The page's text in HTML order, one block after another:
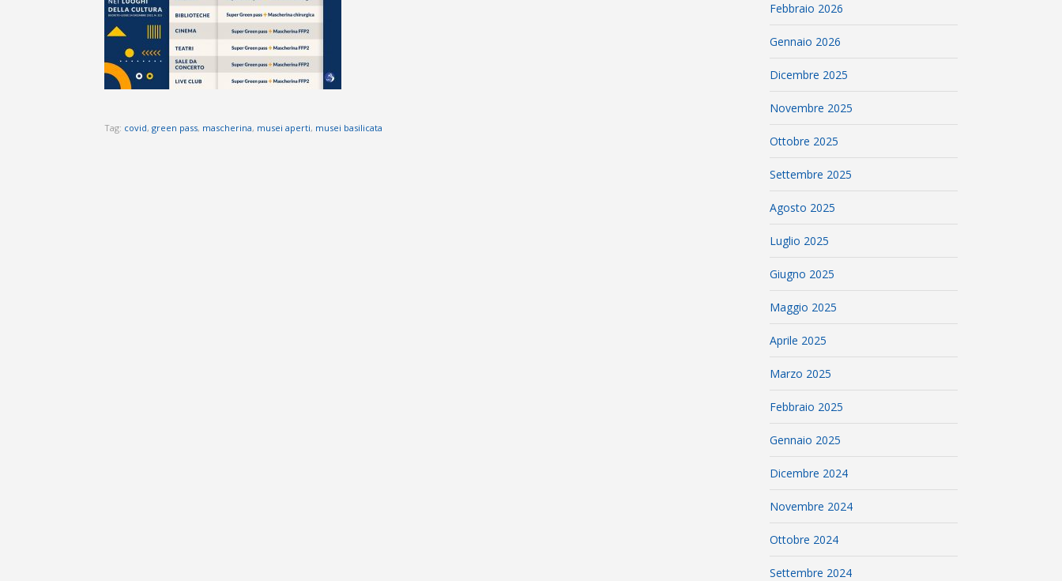
Tag: covid, green pass, mascherina, musei aperti, musei basilicata
Febbraio 2026
Gennaio 2026
Dicembre 2025
Novembre 2025
Ottobre 2025
Settembre 2025
Agosto 2025
Luglio 2025
Giugno 2025
Maggio 2025
Aprile 2025
Marzo 2025
Febbraio 2025
Gennaio 2025
Dicembre 2024
Novembre 2024
Ottobre 2024
Settembre 2024